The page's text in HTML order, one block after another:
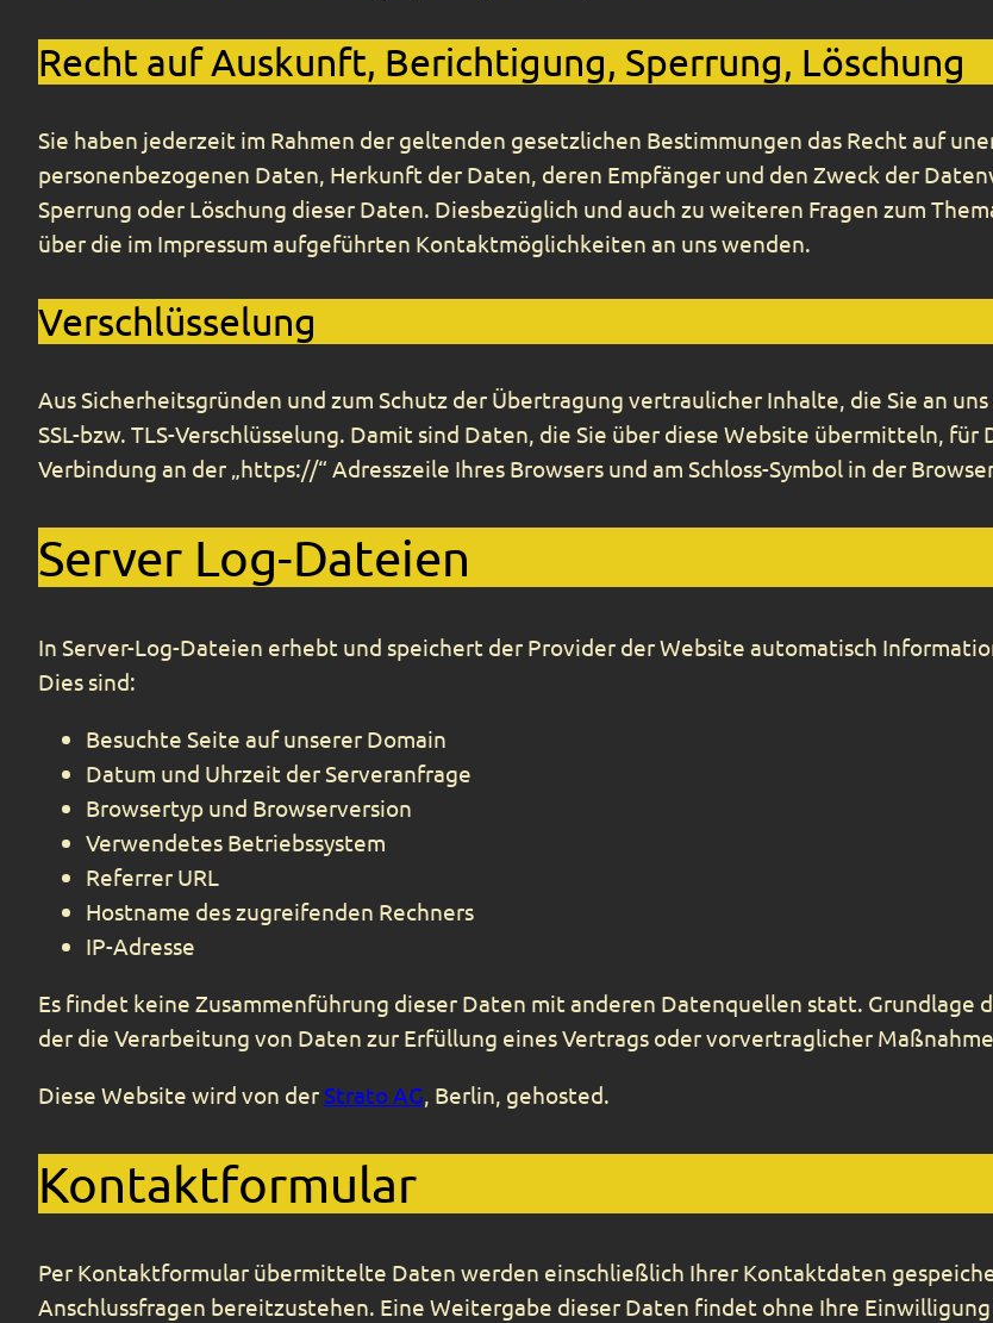
Recht auf Auskunft, Berichtigung, Sperrung, Löschung
Sie haben jederzeit im Rahmen der geltenden gesetzlichen Bestimmungen das Recht auf
personenbezogenen Daten, Herkunft der Daten, deren Empfänger und den Zweck der
Sperrung oder Löschung dieser Daten. Diesbezüglich und auch zu weiteren Fragen zum
über die im Impressum aufgeführten Kontaktmöglichkeiten an uns wenden.
Verschlüsselung
Aus Sicherheitsgründen und zum Schutz der Übertragung vertraulicher Inhalte, die Sie an
SSL-bzw. TLS-Verschlüsselung. Damit sind Daten, die Sie über diese Website übermitteln,
Verbindung an der „https://“ Adresszeile Ihres Browsers und am Schloss-Symbol in der
Server Log-Dateien
In Server-Log-Dateien erhebt und speichert der Provider der Website automatisch
Dies sind:
Besuchte Seite auf unserer Domain
Datum und Uhrzeit der Serveranfrage
Browsertyp und Browserversion
Verwendetes Betriebssystem
Referrer URL
Hostname des zugreifenden Rechners
IP-Adresse
Es findet keine Zusammenführung dieser Daten mit anderen Datenquellen statt. Grundlage
der die Verarbeitung von Daten zur Erfüllung eines Vertrags oder vorvertraglicher
Diese Website wird von derStrato AG, Berlin, gehosted.
Kontaktformular
Per Kontaktformular übermittelte Daten werden einschließlich Ihrer Kontaktdaten
Anschlussfragen bereitzustehen. Eine Weitergabe dieser Daten findet ohne Ihre